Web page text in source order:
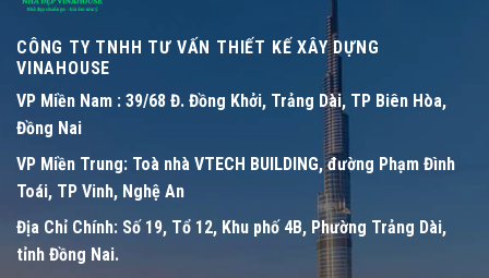
CÔNG TY TNHH TƯ VẤN THIẾT KẾ XÂY DỰNG
VINAHOUSE
VP Miền Nam : 39/68 Đ. Đồng Khởi, Trảng Dài, TP Biên Hòa,
Đồng Nai
VP Miền Trung: Toà nhà VTECH BUILDING, đường Phạm Đình
Toái, TP Vinh, Nghệ An
Địa Chỉ Chính: Số 19, Tổ 12, Khu phố 4B, Phường Trảng Dài,
tỉnh Đồng Nai.